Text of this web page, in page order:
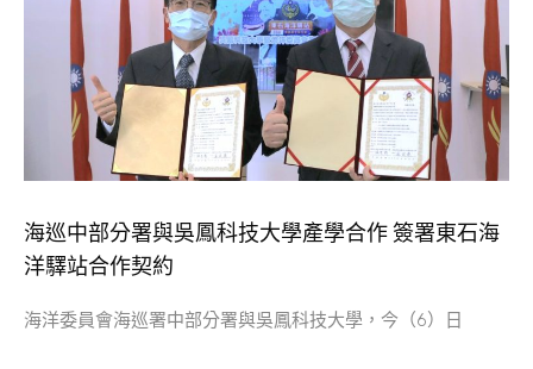
海巡中部分署與吳鳳科技大學產學合作 簽署東石海
洋驛站合作契約
海洋委員會海巡署中部分署與吳鳳科技大學，今（6）日